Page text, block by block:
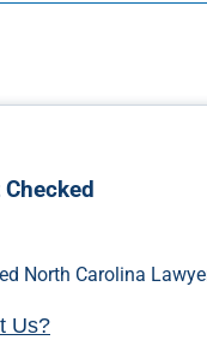
Checked
North Carolina
Us?